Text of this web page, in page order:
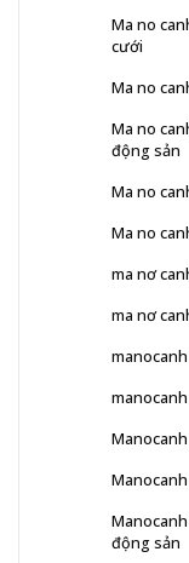
Ma no
cưới
Ma no
Ma no
động sản
Ma no
Ma no
ma nơ
ma nơ
động sản